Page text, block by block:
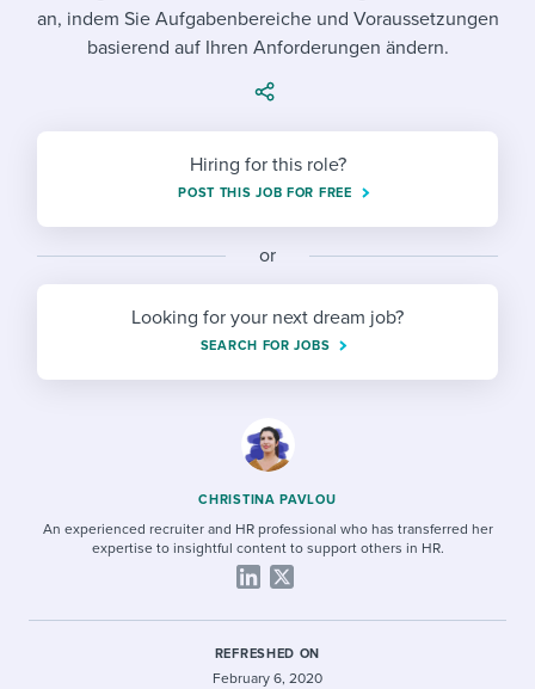
Working together with others
Maintaining hiring pipelines
Ensuring compliance
Finding and attracting people
Digitizing work processes
Interview question templates
Policy templates
Step-by-step tutorials
Free ebooks & reports
Workable Academy
Applying for a job
Interview process
Pay & benefits
Career development
Explore Workable
Start a free trial
an, indem Sie Aufgabenbereiche und Voraussetzungen
basierend auf Ihren Anforderungen ändern.
Hiring for this role?
POST THIS JOB FOR FREE
or
Looking for your next dream job?
SEARCH FOR JOBS
CHRISTINA PAVLOU
An experienced recruiter and HR professional who has transferred her
expertise to insightful content to support others in HR.
REFRESHED ON
February 6, 2020